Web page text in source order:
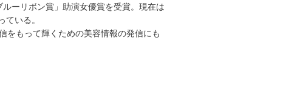
ーリボン賞」助演女優賞を受賞。現在は
いる。
をもって輝くための美容情報の発信にも